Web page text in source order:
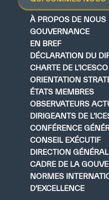
À PROPOS DE NOUS
GOUVERNANCE
EN BREF
DÉCLARATION DU
CHARTE DE L’ICESCO
ORIENTATION
ÉTATS MEMBRES
OBSERVATEURS
DIRIGEANTS DE
CONFÉRENCE
CONSEIL EXÉCUTIF
DIRECTION
CADRE DE LA
NORMES
D’EXCELLENCE